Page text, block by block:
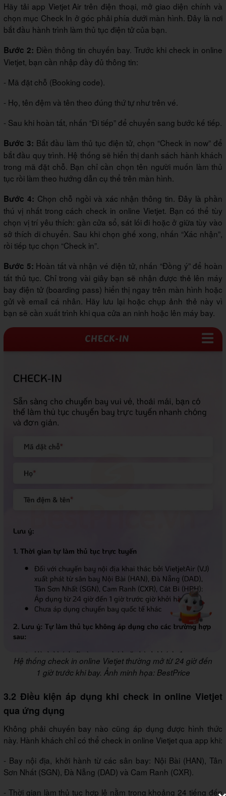
Hãy tải app Vietjet Air trên điện thoại, mở giao diện chính và
chọn mục Check In ở góc phải phía dưới màn hình. Đây là nơi
bắt đầu hành trình làm thủ tục điện tử của bạn.
Bước 2: Điền thông tin chuyến bay. Trước khi check in online
Vietjet, bạn cần nhập đầy đủ thông tin:
- Mã đặt chỗ (Booking code).
- Họ, tên đệm và tên theo đúng thứ tự như trên vé.
- Sau khi hoàn tất, nhấn “Đi tiếp” để chuyển sang bước kế tiếp.
Bước 3: Bắt đầu làm thủ tục điện tử, chọn “Check in now” để
bắt đầu quy trình. Hệ thống sẽ hiển thị danh sách hành khách
trong mã đặt chỗ. Bạn chỉ cần chọn tên người muốn làm thủ
tục rồi làm theo hướng dẫn cụ thể trên màn hình.
Bước 4: Chọn chỗ ngồi và xác nhận thông tin. Đây là phần
thú vị nhất trong cách check in online Vietjet. Bạn có thể tùy
chọn vị trí yêu thích: gần cửa sổ, sát lối đi hoặc ở giữa tùy vào
sở thích di chuyển. Sau khi chọn ghế xong, nhấn “Xác nhận”,
rồi tiếp tục chọn “Check in”.
Bước 5: Hoàn tất và nhận vé điện tử, nhấn “Đồng ý” để hoàn
tất thủ tục. Chỉ trong vài giây bạn sẽ nhận được thẻ lên máy
bay điện tử (boarding pass) hiển thị ngay trên màn hình hoặc
gửi về email cá nhân. Hãy lưu lại hoặc chụp ảnh thẻ này vì
bạn sẽ cần xuất trình khi qua cửa an ninh hoặc lên máy bay.
Hệ thống check in online Vietjet thường mở từ 24 giờ đến
1 giờ trước khi bay. Ảnh minh họa: BestPrice
3.2 Điều kiện áp dụng khi check in online Vietjet
qua ứng dụng
Không phải chuyến bay nào cũng áp dụng được hình thức
này. Hành khách chỉ có thể check in online Vietjet qua app khi:
- Bay nội địa, khởi hành từ các sân bay: Nội Bài (HAN), Tân
Sơn Nhất (SGN), Đà Nẵng (DAD) và Cam Ranh (CXR).
- Thời gian làm thủ tục hợp lệ nằm trong khoảng 24 tiếng đến